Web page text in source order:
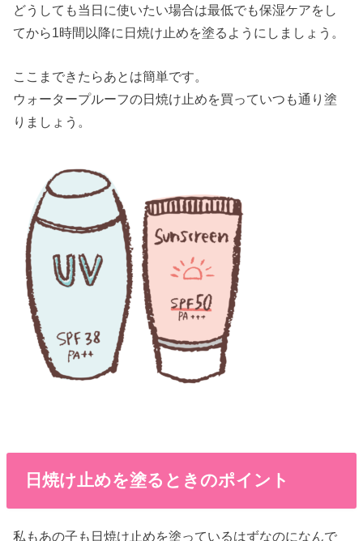
どうしても当日に使いたい場合は最低でも保湿ケアをし
てから1時間以降に日焼け止めを塗るようにしましょう。
ここまできたらあとは簡単です。
ウォータープルーフの日焼け止めを買っていつも通り塗
りましょう。
日焼け止めを塗るときのポイント
私もあの子も日焼け止めを塗っているはずなのになんで